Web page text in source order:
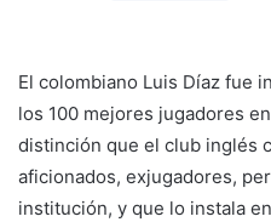
El colombiano Luis Díaz fue
los 100 mejores jugadores
distinción que el club inglés
aficionados, exjugadores,
institución, y que lo instala